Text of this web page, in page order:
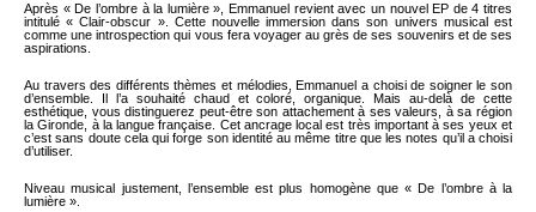
Après « De l’ombre à la lumière », Emmanuel revient avec un nouvel EP de 4 titres
intitulé « Clair-obscur ». Cette nouvelle immersion dans son univers musical est
comme une introspection qui vous fera voyager au grès de ses souvenirs et de ses
aspirations.
Au travers des différents thèmes et mélodies, Emmanuel a choisi de soigner le son
d’ensemble. Il l’a souhaité chaud et coloré, organique. Mais au-delà de cette
esthétique, vous distinguerez peut-être son attachement à ses valeurs, à sa région
la Gironde, à la langue française. Cet ancrage local est très important à ses yeux et
c’est sans doute cela qui forge son identité au même titre que les notes qu’il a choisi
d’utiliser.
Niveau musical justement, l’ensemble est plus homogène que « De l’ombre à la
lumière ».